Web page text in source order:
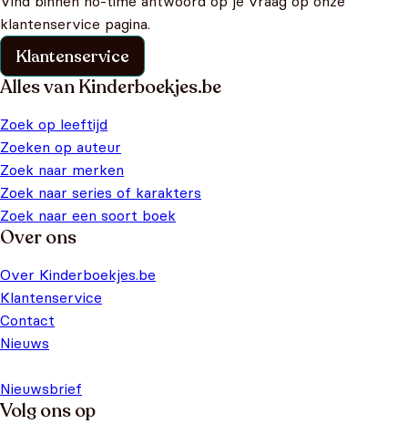
klantenservice pagina.
Klantenservice
Alles van Kinderboekjes.be
Zoek op leeftijd
Zoeken op auteur
Zoek naar merken
Zoek naar series of karakters
Zoek naar een soort boek
Over ons
Over Kinderboekjes.be
Klantenservice
Contact
Nieuws
Nieuwsbrief
Volg ons op